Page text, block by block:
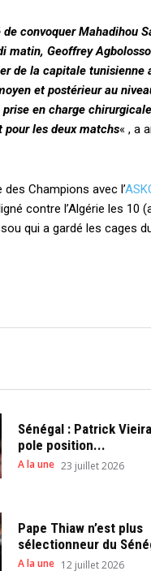
convoquer Mahadihou
matin, Geoffrey
de la capitale tunisienne
et postérieur au
en charge
pour les deux matchs« , a
Champions avec l’
contre l’Algérie les 10
qui a gardé les cages
Sénégal : Patrick
pole position...
A la une 23 juillet 2026
Pape Thiaw n’est plus
sélectionneur du
A la une 12 juillet 2026